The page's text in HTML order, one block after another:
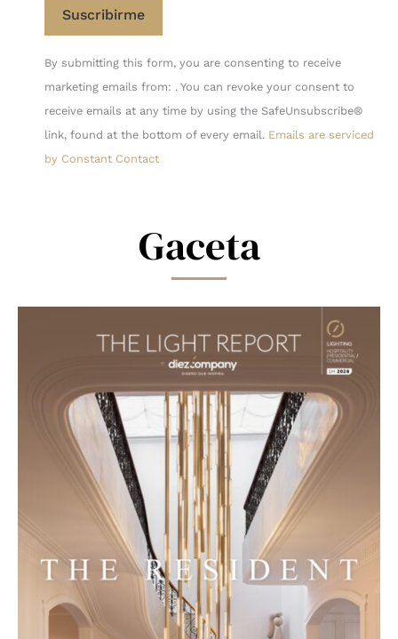
Constant
Contact
Use.
Please
leave
By submitting this form, you are consenting to receive
marketing emails from: . You can revoke your consent to
receive emails at any time by using the SafeUnsubscribe®
link, found at the bottom of every email. Emails are serviced
by Constant Contact
Gaceta